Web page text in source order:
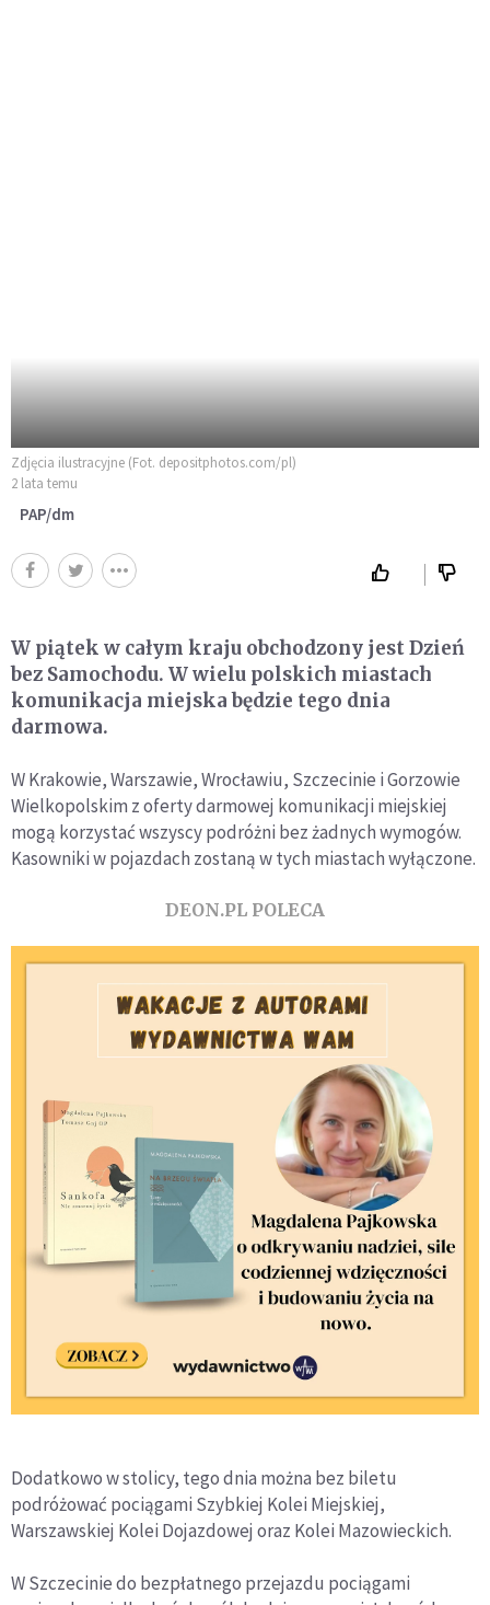
Zdjęcia ilustracyjne (Fot. depositphotos.com/pl)
2 lata temu
PAP/dm
W piątek w całym kraju obchodzony jest Dzień
bez Samochodu. W wielu polskich miastach
komunikacja miejska będzie tego dnia
darmowa.
W Krakowie, Warszawie, Wrocławiu, Szczecinie i Gorzowie
Wielkopolskim z oferty darmowej komunikacji miejskiej
mogą korzystać wszyscy podróżni bez żadnych wymogów.
Kasowniki w pojazdach zostaną w tych miastach wyłączone.
DEON.PL POLECA
Dodatkowo w stolicy, tego dnia można bez biletu
podróżować pociągami Szybkiej Kolei Miejskiej,
Warszawskiej Kolei Dojazdowej oraz Kolei Mazowieckich.
W Szczecinie do bezpłatnego przejazdu pociągami